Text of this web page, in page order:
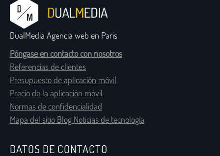
DualMedia Agencia web en París
Póngase en contacto con nosotros
Referencias de clientes
Presupuesto de aplicación móvil
Precio de la aplicación móvil
Normas de confidencialidad
Mapa del sitio Blog Noticias de tecnología
DATOS DE CONTACTO